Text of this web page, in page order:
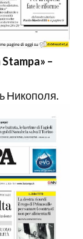
–
Никополя.